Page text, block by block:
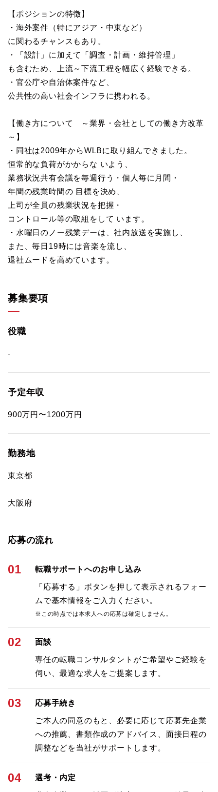
【ポジションの特徴】
・海外案件（特にアジア・中東など）
に関わるチャンスもあり。
・「設計」に加えて「調査・計画・維持管理」
も含むため、上流～下流工程を幅広く経験できる。
・官公庁や自治体案件など、
公共性の高い社会インフラに携われる。
【働き方について ～業界・会社としての働き方改革
～】
・同社は2009年からWLBに取り組んできました。
恒常的な負荷がかからな いよう、
業務状況共有会議を毎週行う・個人毎に月間・
年間の残業時間の 目標を決め、
上司が全員の残業状況を把握・
コントロール等の取組をして います。
・水曜日のノー残業デーは、社内放送を実施し、
また、毎日19時には音楽を流し、
退社ムードを高めています。
募集要項
役職
-
予定年収
900万円〜1200万円
勤務地
東京都
大阪府
応募の流れ
01 転職サポートへのお申し込み
「応募する」ボタンを押して表示されるフォー
ムで基本情報をご入力ください。
※この時点では本求人への応募は確定しません。
02 面談
専任の転職コンサルタントがご希望やご経験を
伺い、最適な求人をご提案します。
03 応募手続き
ご本人の同意のもと、必要に応じて応募先企業
への推薦、書類作成のアドバイス、面接日程の
調整などを当社がサポートします。
04 選考・内定